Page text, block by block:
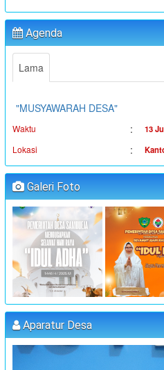
Agenda
Lama
Waktu : 19
Lokasi
Koordinator
Waktu
Lokasi :
Koordinator :
"MUSYAWARAH DESA"
Waktu : 14
Lokasi
Koordinator :
"MUSYAWARAH DESA"
Waktu : 25
Lokasi :
Koordinator
PELATIHAN FORUM
Galeri Foto
Aparatur Desa